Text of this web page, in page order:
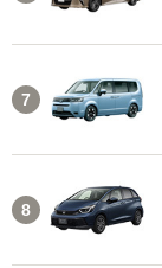
7
8